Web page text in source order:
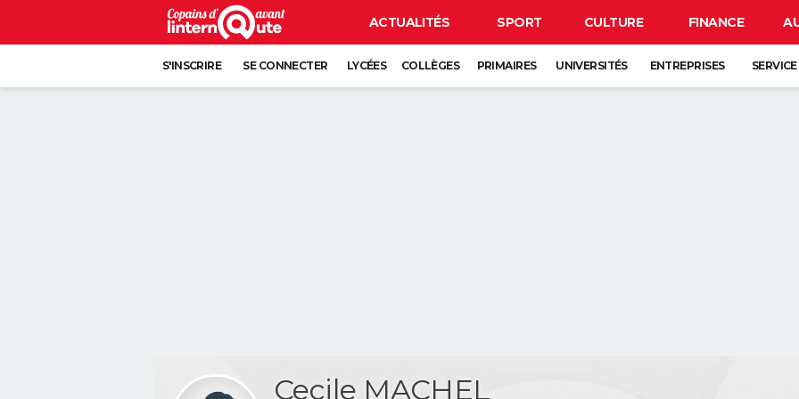
ACTUALITÉS SPORT CULTURE FINANCE
S'INSCRIRE SE CONNECTER LYCÉES COLLÈGES PRIMAIRES UNIVERSITÉS ENTREPRISES
Cecile MACHEL